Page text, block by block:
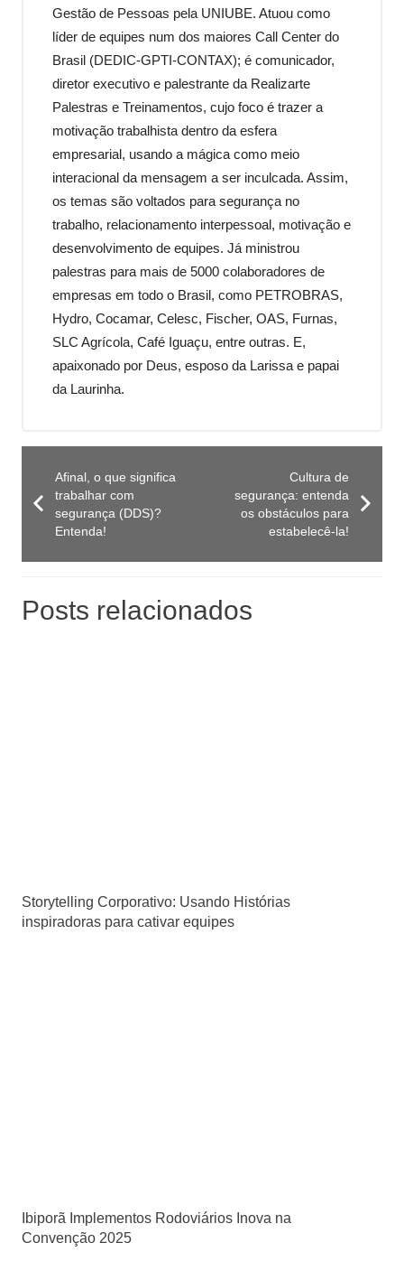
Gestão de Pessoas pela UNIUBE. Atuou como
líder de equipes num dos maiores Call Center do
Brasil (DEDIC-GPTI-CONTAX); é comunicador,
diretor executivo e palestrante da Realizarte
Palestras e Treinamentos, cujo foco é trazer a
motivação trabalhista dentro da esfera
empresarial, usando a mágica como meio
interacional da mensagem a ser inculcada. Assim,
os temas são voltados para segurança no
trabalho, relacionamento interpessoal, motivação e
desenvolvimento de equipes. Já ministrou
palestras para mais de 5000 colaboradores de
empresas em todo o Brasil, como PETROBRAS,
Hydro, Cocamar, Celesc, Fischer, OAS, Furnas,
SLC Agrícola, Café Iguaçu, entre outras. E,
apaixonado por Deus, esposo da Larissa e papai
da Laurinha.
Afinal, o que significa
trabalhar com
segurança (DDS)?
Entenda!
Cultura de
segurança: entenda
os obstáculos para
estabelecê-la!
Posts relacionados
Storytelling Corporativo: Usando Histórias
inspiradoras para cativar equipes
Ibiporã Implementos Rodoviários Inova na
Convenção 2025